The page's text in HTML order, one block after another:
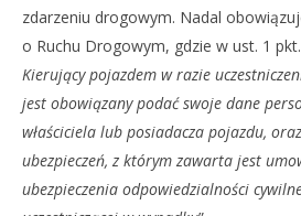
zdarzeniu drogowym. Nadal
o Ruchu Drogowym, gdzie w ust. 1
Kierujący pojazdem w razie
jest obowiązany podać swoje dane
właściciela lub posiadacza pojazdu,
ubezpieczeń, z którym zawarta jest
ubezpieczenia odpowiedzialności